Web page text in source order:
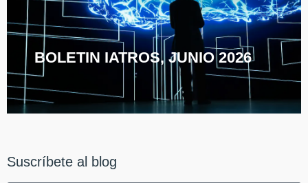
BOLETIN IATROS, JUNIO 2026
Suscríbete al blog